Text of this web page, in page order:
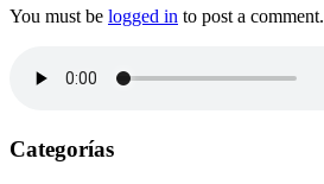
You must be logged in to post a comment.
Categorías